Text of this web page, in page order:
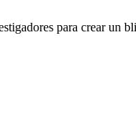
para crear un